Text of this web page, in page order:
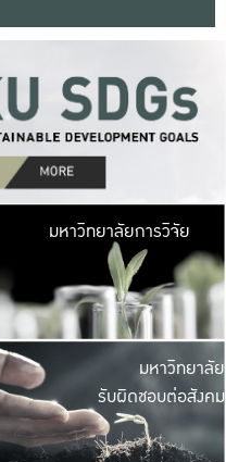
มหาวิ
มีพื้นที่เขียวสดใส
เป็นป่าในเมือง เกษต
มหาวิทยาลัยการวิจัย
มหาวิ
ค
เปิดประ
และพบเรื่องราวใ
มหาวิทยาลัย
รับผิดชอบต่อสังคม